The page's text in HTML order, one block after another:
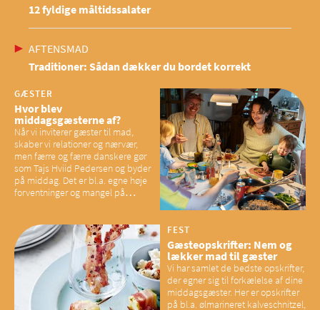
12 fyldige måltidssalater
AFTENSMAD
Traditioner: Sådan dækker du bordet korrekt
GÆSTER
Hvor blev
middagsgæsterne af?
Når vi inviterer gæster til mad,
skaber vi relationer og nærvær,
men færre og færre danskere gør
som Tajs Hviid Pedersen og byder
på middag. Det er bl.a. egne høje
forventninger og mangel på
have konsekvenser for vores
sociale fællesskaber
FEST
Gæsteopskrifter: Nem og
lækker mad til gæster
Vi har samlet de bedste opskrifter,
der egner sig til forkælelse af dine
middagsgæster. Her er opskrifter
på bl.a. ølmarineret kalveschnitzel,